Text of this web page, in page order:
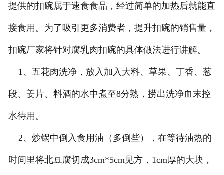
加入新东方
联系我们
提供的扣碗属于速食食品，经过简单的加热后就能直
接食用。为了吸引更多消费者，提升扣碗的销售量，
扣碗厂家将针对腐乳肉扣碗的具体做法进行讲解。
1、五花肉洗净，放入加入大料、草果、丁香、葱
段、姜片、料酒的水中煮至8分熟，捞出洗净血末控
水待用。
2、炒锅中倒入食用油（多倒些），在等待油热的
时间里将北豆腐切成3cm*5cm见方，1cm厚的大块，